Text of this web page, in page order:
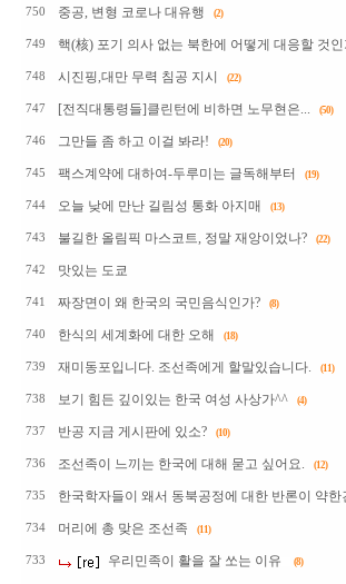
750 중공, 변형 코로나 대유행 (2)
749 핵(核) 포기 의사 없는 북한에 어떻게 대응할 것인
748 시진핑,대만 무력 침공 지시 (22)
747 [전직대통령들]클린턴에 비하면 노무현은... (50)
746 그만들 좀 하고 이걸 봐라! (20)
745 팩스계약에 대하여-두루미는 글독해부터 (19)
744 오늘 낮에 만난 길림성 통화 아지매 (13)
743 불길한 올림픽 마스코트, 정말 재앙이었나? (22)
742 맛있는 도쿄
741 짜장면이 왜 한국의 국민음식인가? (8)
740 한식의 세계화에 대한 오해 (18)
739 재미동포입니다. 조선족에게 할말있습니다. (11)
738 보기 힘든 깊이있는 한국 여성 사상가^^ (4)
737 반공 지금 게시판에 있소? (10)
736 조선족이 느끼는 한국에 대해 묻고 싶어요. (12)
735 한국학자들이 왜서 동북공정에 대한 반론이 약한
734 머리에 총 맞은 조선족 (11)
733 우리민족이 활을 잘 쏘는 이유 (8)